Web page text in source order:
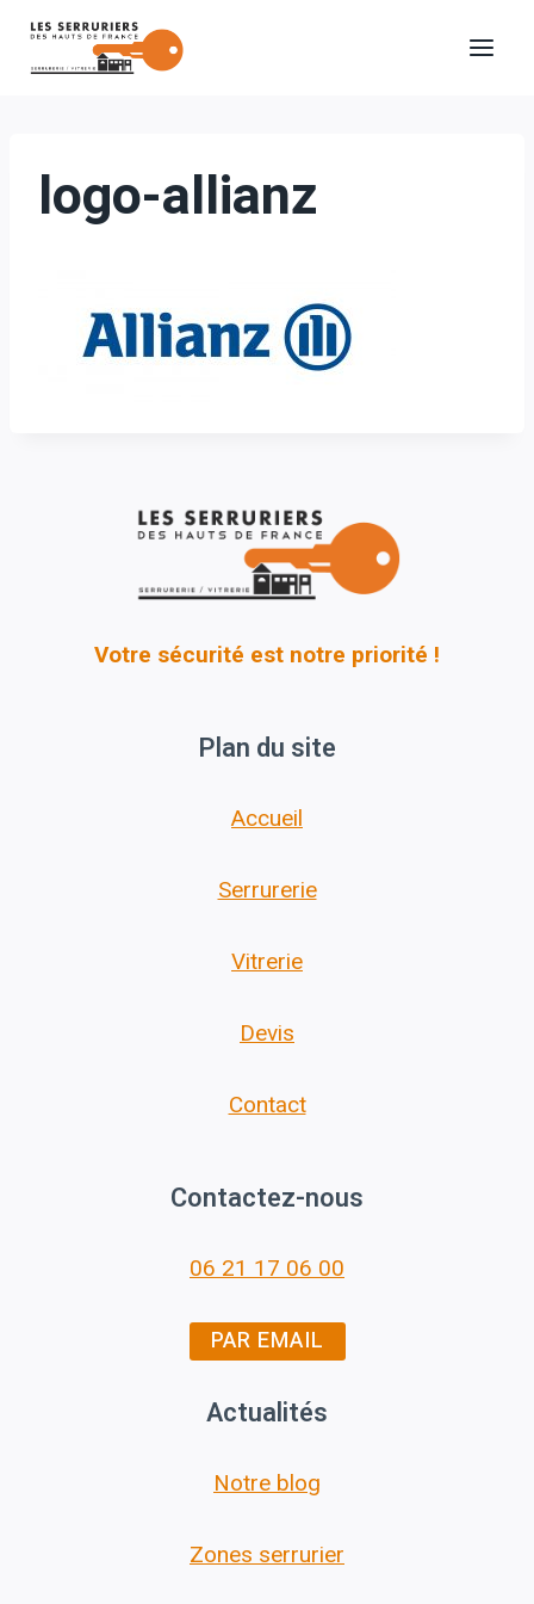
Aller
logo-allianz
Votre sécurité est notre priorité !
Plan du site
Accueil
Serrurerie
Vitrerie
Devis
Contact
Contactez-nous
06 21 17 06 00
PAR EMAIL
Actualités
Notre blog
Zones serrurier